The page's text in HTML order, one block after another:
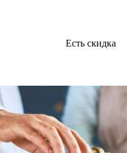
Есть скидка